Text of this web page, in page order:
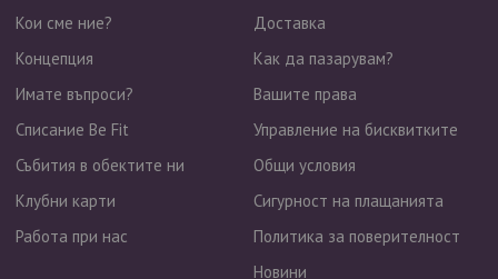
Кои сме ние?
Концепция
Имате въпроси?
Списание Be Fit
Събития в обектите ни
Клубни карти
Работа при нас
Доставка
Как да пазарувам?
Вашите права
Управление на бисквитките
Общи условия
Сигурност на плащанията
Политика за поверителност
Новини